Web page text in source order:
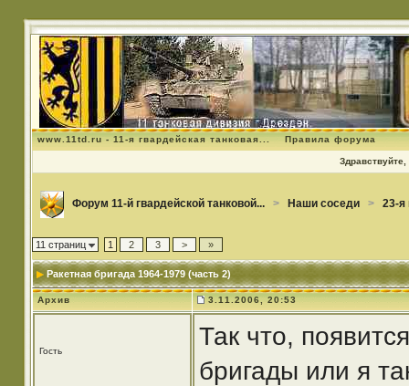
www.11td.ru - 11-я гвардейская танковая... Правила форума
Здравствуйте,
Форум 11-й гвардейской танковой... > Наши соседи > 23-я
11 страниц 1 2 3 > »
Ракетная бригада 1964-1979 (часть 2)
Архив 3.11.2006, 20:53
Гость
Так что,
бригады или я